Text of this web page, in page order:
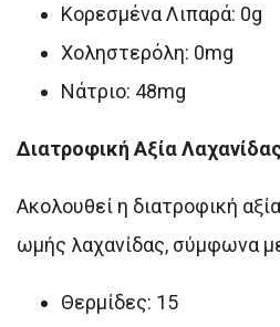
Κορεσμένα Λιπαρά: 0g
Χοληστερόλη: 0mg
Νάτριο: 48mg
Διατροφική Αξία
Ακολουθεί η διατροφική
ωμής λαχανίδας, σύμφωνα
Θερμίδες: 15